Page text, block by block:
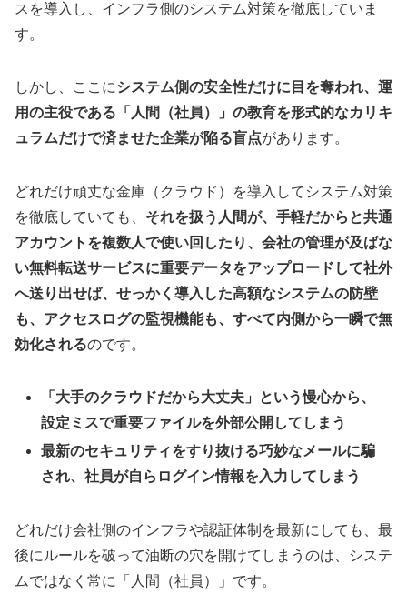
スを導入し、インフラ側のシステム対策を徹底していま
す。
しかし、ここにシステム側の安全性だけに目を奪われ、運
用の主役である「人間（社員）」の教育を形式的なカリキ
ュラムだけで済ませた企業が陥る盲点があります。
どれだけ頑丈な金庫（クラウド）を導入してシステム対策
を徹底していても、 それを扱う人間が、手軽だからと共通
アカウントを複数人で使い回したり、会社の管理が及ばな
い無料転送サービスに重要データをアップロードして社外
へ送り出せば、せっかく導入した高額なシステムの防壁
も、アクセスログの監視機能も、すべて内側から一瞬で無
効化されるのです。
「大手のクラウドだから大丈夫」という慢心から、
設定ミスで重要ファイルを外部公開してしまう
最新のセキュリティをすり抜ける巧妙なメールに騙
され、社員が自らログイン情報を入力してしまう
どれだけ会社側のインフラや認証体制を最新にしても、最
後にルールを破って油断の穴を開けてしまうのは、システ
ムではなく常に「人間（社員）」です。